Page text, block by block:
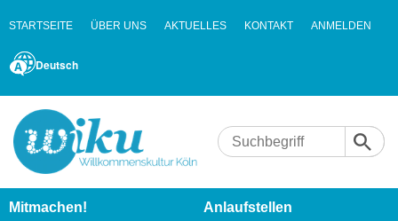
STARTSEITE ÜBER UNS AKTUELLES KONTAKT ANMELDEN
Deutsch
Mitmachen! Anlaufstellen